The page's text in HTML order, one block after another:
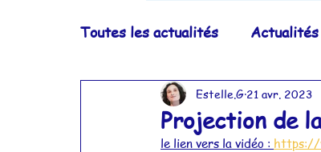
Toutes les actualités
Actualités 2022 Actualités
Projection de
Estelle.G 21 avr. 2023
le lien vers la vidéo : https://